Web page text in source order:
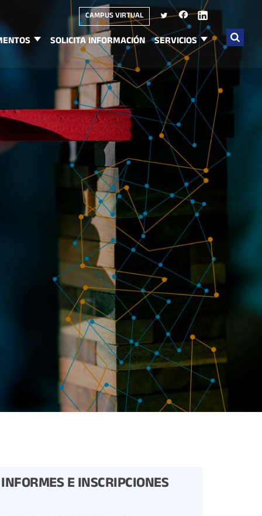
CAMPUS VIRTUAL
SOLICITA INFORMACIÓN SERVICIOS
Buscar
INFORMES E INSCRIPCIONES